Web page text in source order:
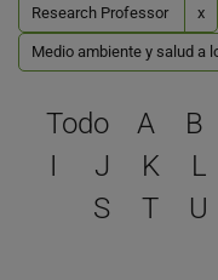
Research Professor x
Medio ambiente y salud a
Todo A B
I
J K L
S
T U